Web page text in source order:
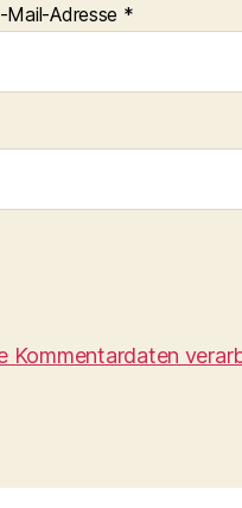
Mail-Adresse *
Kommentardaten